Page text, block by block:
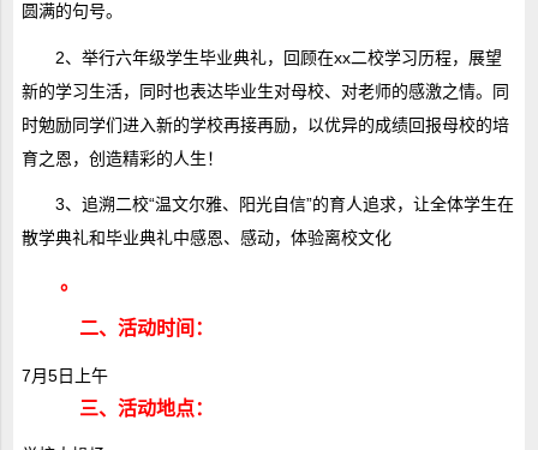
圆满的句号。
2、举行六年级学生毕业典礼，回顾在xx二校学习历程，展望
新的学习生活，同时也表达毕业生对母校、对老师的感激之情。同
时勉励同学们进入新的学校再接再励，以优异的成绩回报母校的培
育之恩，创造精彩的人生！
3、追溯二校“温文尔雅、阳光自信”的育人追求，让全体学生在
散学典礼和毕业典礼中感恩、感动，体验离校文化
。
二、活动时间：
7月5日上午
三、活动地点：